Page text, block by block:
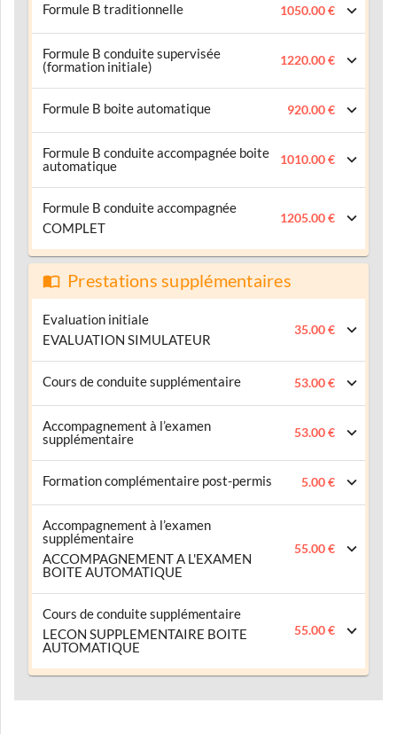
Formule B traditionnelle 1050.00 €
Formule B conduite supervisée
(formation initiale)
1220.00 €
Formule B boite automatique 920.00 €
Formule B conduite accompagnée boite
automatique
1010.00 €
Formule B conduite accompagnée
COMPLET
1205.00 €
Prestations supplémentaires
Evaluation initiale
EVALUATION SIMULATEUR
35.00 €
Cours de conduite supplémentaire 53.00 €
Accompagnement à l’examen
supplémentaire
53.00 €
Formation complémentaire post-permis 5.00 €
Accompagnement à l’examen
supplémentaire
ACCOMPAGNEMENT A L'EXAMEN
BOITE AUTOMATIQUE
55.00 €
Cours de conduite supplémentaire
LECON SUPPLEMENTAIRE BOITE
AUTOMATIQUE
55.00 €